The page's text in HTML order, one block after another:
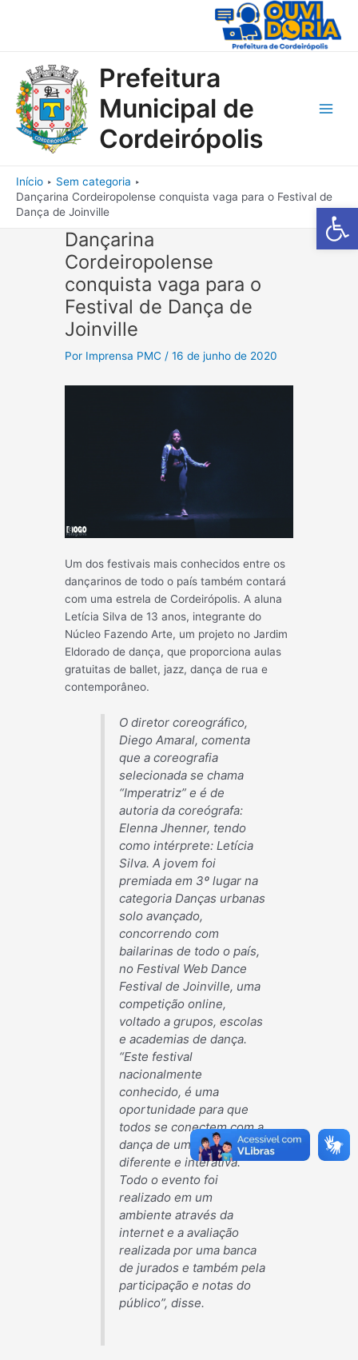
Barra de
Prefeitura
Municipal de
Cordeirópolis
Início
Sem categoria
Dançarina Cordeiropolense conquista vaga para o Festival de
Dança de Joinville
Dançarina
Cordeiropolense
conquista vaga para o
Festival de Dança de
Joinville
Por Imprensa PMC /16 de junho de 2020
Um dos festivais mais conhecidos entre os
dançarinos de todo o país também contará
com uma estrela de Cordeirópolis. A aluna
Letícia Silva de 13 anos, integrante do
Núcleo Fazendo Arte, um projeto no Jardim
Eldorado de dança, que proporciona aulas
gratuitas de ballet, jazz, dança de rua e
contemporâneo.
O diretor coreográfico,
Diego Amaral, comenta
que a coreografia
selecionada se chama
“Imperatriz” e é de
autoria da coreógrafa:
Elenna Jhenner, tendo
como intérprete: Letícia
Silva. A jovem foi
premiada em 3º lugar na
categoria Danças urbanas
solo avançado,
concorrendo com
bailarinas de todo o país,
no Festival Web Dance
Festival de Joinville, uma
competição online,
voltado a grupos, escolas
e academias de dança.
“Este festival
nacionalmente
conhecido, é uma
oportunidade para que
todos se conectem com a
dança de uma maneira
diferente e interativa.
Todo o evento foi
realizado em um
ambiente através da
internet e a avaliação
realizada por uma banca
de jurados e também pela
participação e notas do
público”, disse.